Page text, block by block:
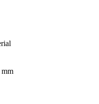
mm